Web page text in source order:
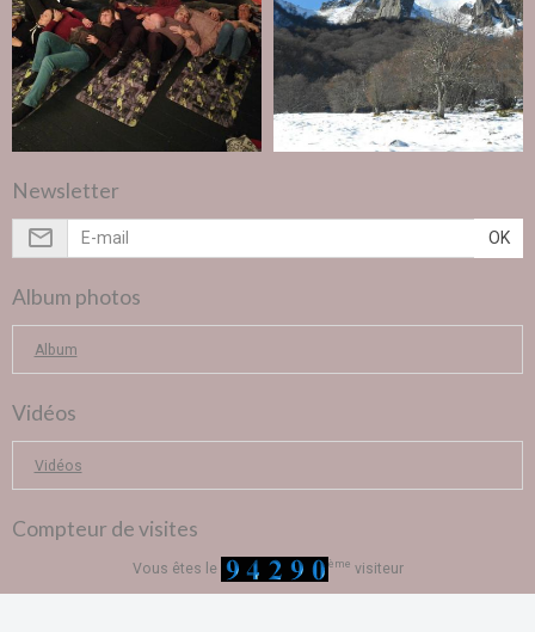
Newsletter
OK
Album photos
Album
Vidéos
Vidéos
Compteur de visites
Vous êtes le ème visiteur